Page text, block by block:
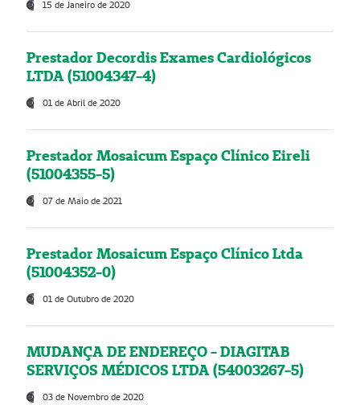
15 de Janeiro de 2020
Prestador Decordis Exames Cardiológicos
LTDA (51004347-4)
01 de Abril de 2020
Prestador Mosaicum Espaço Clínico Eireli
(51004355-5)
07 de Maio de 2021
Prestador Mosaicum Espaço Clínico Ltda
(51004352-0)
01 de Outubro de 2020
MUDANÇA DE ENDEREÇO - DIAGITAB
SERVIÇOS MÉDICOS LTDA (54003267-5)
03 de Novembro de 2020